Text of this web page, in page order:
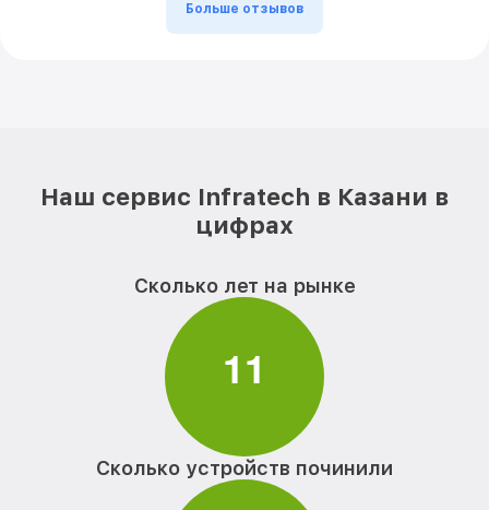
Больше отзывов
Наш сервис Infratech в Казани в
цифрах
Сколько лет на рынке
11
Сколько устройств починили